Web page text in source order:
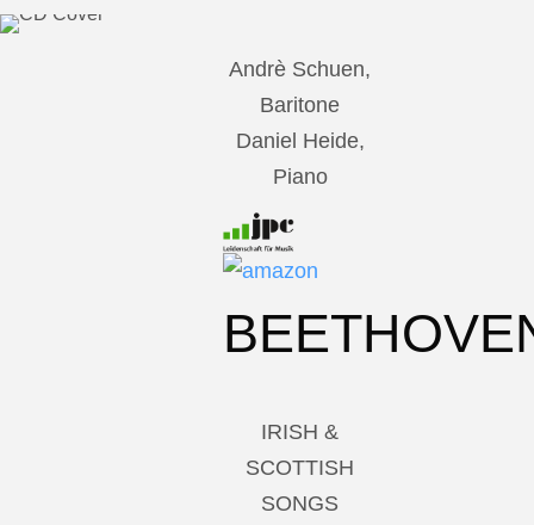
Andrè Schuen,
Baritone
Daniel Heide,
Piano
IRISH &
SCOTTISH
SONGS